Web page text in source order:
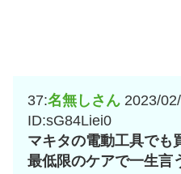
37:名無しさん 2023/
ID:sG84Liei0
マキタの電動工具でも
最低限のケアで一生言